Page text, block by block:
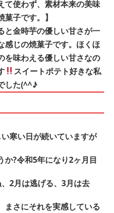
て使わず、素材本来の美味
子です。】
と金時芋の優しい甘さが一
感じの焼菓子です。ほくほ
を味わえる優しい甘さなの
スイートポテト好きな私
した(^^♪
寒い日が続いていますが
か?令和5年になり2ヶ月目
2月は逃げる、3月は去
まさにそれを実感している